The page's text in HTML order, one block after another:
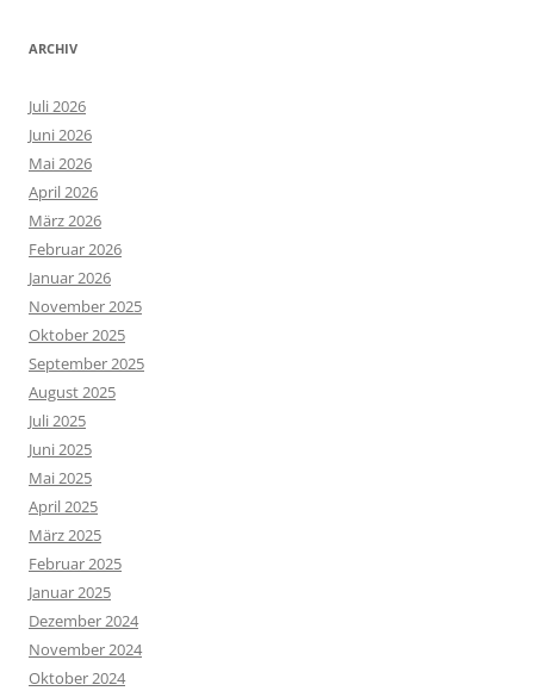
ARCHIV
Juli 2026
Juni 2026
Mai 2026
April 2026
März 2026
Februar 2026
Januar 2026
November 2025
Oktober 2025
September 2025
August 2025
Juli 2025
Juni 2025
Mai 2025
April 2025
März 2025
Februar 2025
Januar 2025
Dezember 2024
November 2024
Oktober 2024